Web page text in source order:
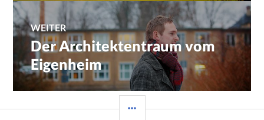
WEITER
Nächster
Beitrag:
Der Architektentraum vom
Eigenheim